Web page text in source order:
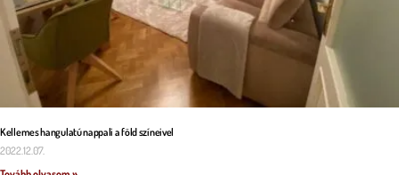
Kellemes hangulatú nappali a föld színeivel
2022.12.07.